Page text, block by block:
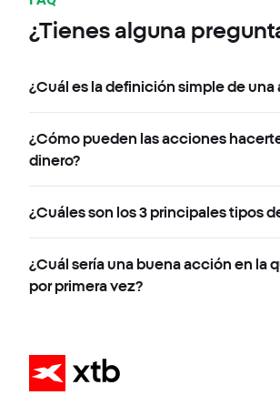
¿Tienes alguna
¿Cuál es la definición simple de una
¿Cómo pueden las acciones
dinero?
¿Cuáles son los 3 principales tipos
¿Cuál sería una buena acción en la
por primera vez?